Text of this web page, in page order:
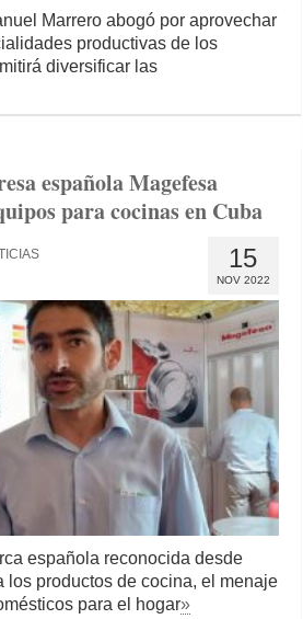
Marrero abogó por aprovechar
productivas de los
diversificar las
española Magefesa
para cocinas en Cuba
15
NOV 2022
española reconocida desde
los productos de cocina, el menaje
para el hogar»